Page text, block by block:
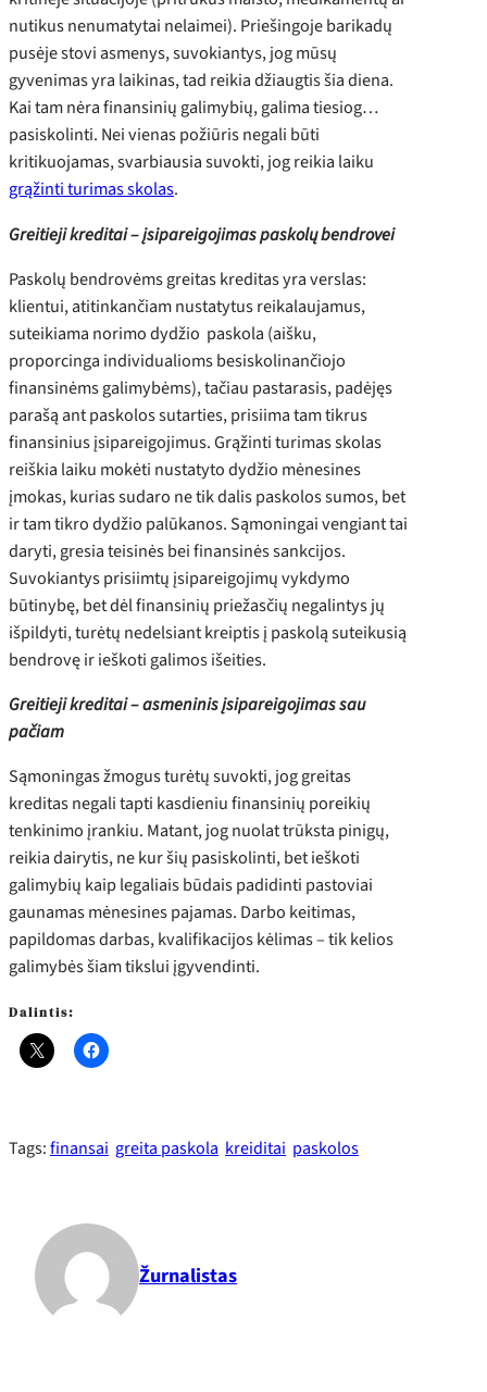
nutikus nenumatytai nelaimei). Priešingoje barikadų
pusėje stovi asmenys, suvokiantys, jog mūsų
gyvenimas yra laikinas, tad reikia džiaugtis šia diena.
Kai tam nėra finansinių galimybių, galima tiesiog…
pasiskolinti. Nei vienas požiūris negali būti
kritikuojamas, svarbiausia suvokti, jog reikia laiku
grąžinti turimas skolas.
Greitieji kreditai – įsipareigojimas paskolų bendrovei
Paskolų bendrovėms greitas kreditas yra verslas:
klientui, atitinkančiam nustatytus reikalaujamus,
suteikiama norimo dydžio paskola (aišku,
proporcinga individualioms besiskolinančiojo
finansinėms galimybėms), tačiau pastarasis, padėjęs
parašą ant paskolos sutarties, prisiima tam tikrus
finansinius įsipareigojimus. Grąžinti turimas skolas
reiškia laiku mokėti nustatyto dydžio mėnesines
įmokas, kurias sudaro ne tik dalis paskolos sumos, bet
ir tam tikro dydžio palūkanos. Sąmoningai vengiant tai
daryti, gresia teisinės bei finansinės sankcijos.
Suvokiantys prisiimtų įsipareigojimų vykdymo
būtinybę, bet dėl finansinių priežasčių negalintys jų
išpildyti, turėtų nedelsiant kreiptis į paskolą suteikusią
bendrovę ir ieškoti galimos išeities.
Greitieji kreditai – asmeninis įsipareigojimas sau
pačiam
Sąmoningas žmogus turėtų suvokti, jog greitas
kreditas negali tapti kasdieniu finansinių poreikių
tenkinimo įrankiu. Matant, jog nuolat trūksta pinigų,
reikia dairytis, ne kur šių pasiskolinti, bet ieškoti
galimybių kaip legaliais būdais padidinti pastoviai
gaunamas mėnesines pajamas. Darbo keitimas,
papildomas darbas, kvalifikacijos kėlimas – tik kelios
galimybės šiam tikslui įgyvendinti.
Dalintis:
Tags:finansai greita paskola kreiditai paskolos
Žurnalistas